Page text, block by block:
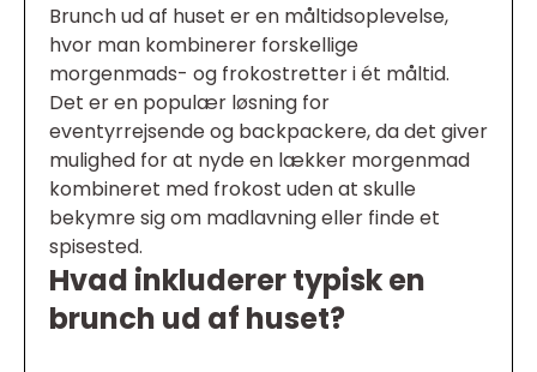
Brunch ud af huset er en måltidsoplevelse,
hvor man kombinerer forskellige
morgenmads- og frokostretter i ét måltid.
Det er en populær løsning for
eventyrrejsende og backpackere, da det giver
mulighed for at nyde en lækker morgenmad
kombineret med frokost uden at skulle
bekymre sig om madlavning eller finde et
spisested.
Hvad inkluderer typisk en
brunch ud af huset?